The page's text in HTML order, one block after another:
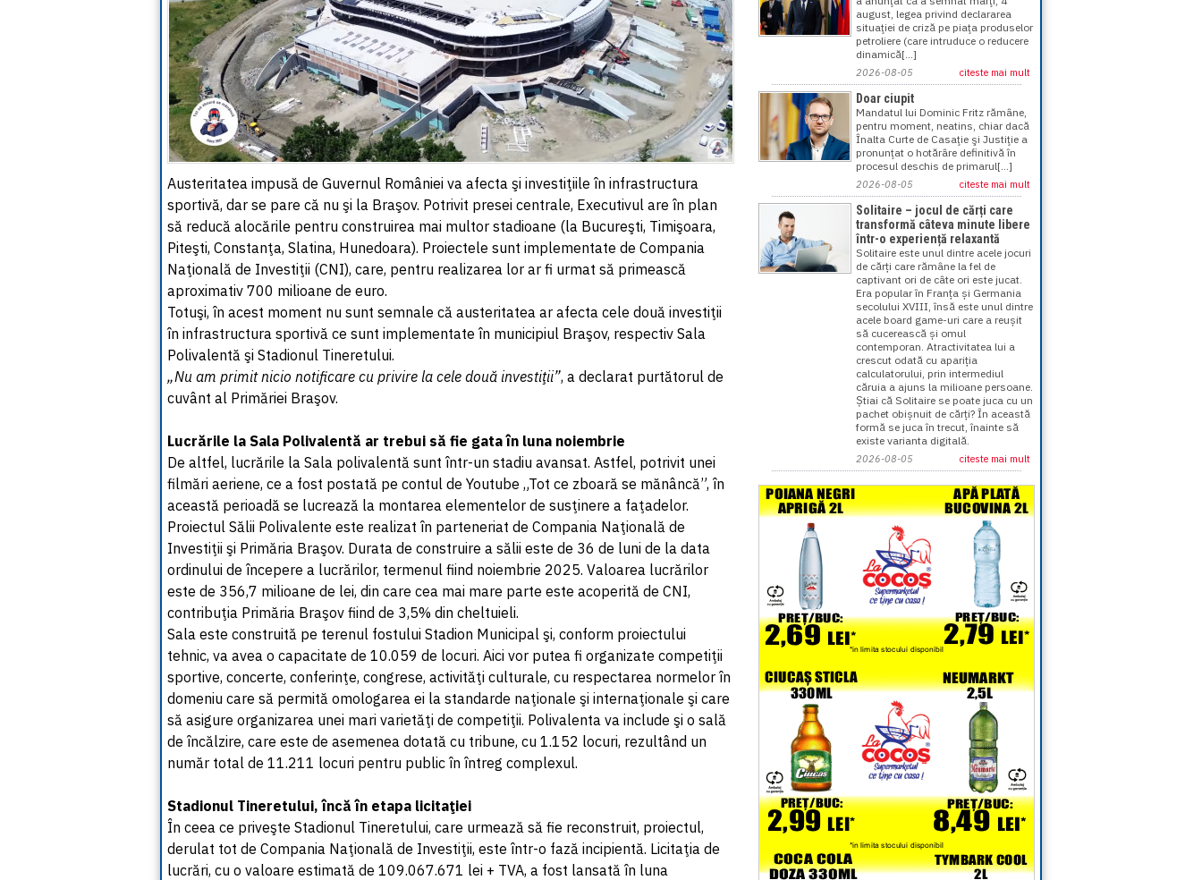
Austeritatea impusă de Guvernul României va afecta şi investiţiile în infrastructura
sportivă, dar se pare că nu şi la Braşov. Potrivit presei centrale, Executivul are în plan
să reducă alocările pentru construirea mai multor stadioane (la Bucureşti, Timişoara,
Piteşti, Constanţa, Slatina, Hunedoara). Proiectele sunt implementate de Compania
Naţională de Investiţii (CNI), care, pentru realizarea lor ar fi urmat să primească
aproximativ 700 milioane de euro.
Totuşi, în acest moment nu sunt semnale că austeritatea ar afecta cele două investiţii
în infrastructura sportivă ce sunt implementate în municipiul Braşov, respectiv Sala
Polivalentă şi Stadionul Tineretului.
„Nu am primit nicio notificare cu privire la cele două investiţii”, a declarat purtătorul de
cuvânt al Primăriei Braşov.
Lucrările la Sala Polivalentă ar trebui să fie gata în luna noiembrie
De altfel, lucrările la Sala polivalentă sunt într-un stadiu avansat. Astfel, potrivit unei
filmări aeriene, ce a fost postată pe contul de Youtube „Tot ce zboară se mănâncă”, în
această perioadă se lucrează la montarea elementelor de susţinere a faţadelor.
Proiectul Sălii Polivalente este realizat în parteneriat de Compania Naţională de
Investiţii şi Primăria Braşov. Durata de construire a sălii este de 36 de luni de la data
ordinului de începere a lucrărilor, termenul fiind noiembrie 2025. Valoarea lucrărilor
este de 356,7 milioane de lei, din care cea mai mare parte este acoperită de CNI,
contribuţia Primăria Braşov fiind de 3,5% din cheltuieli.
Sala este construită pe terenul fostului Stadion Municipal şi, conform proiectului
tehnic, va avea o capacitate de 10.059 de locuri. Aici vor putea fi organizate competiţii
sportive, concerte, conferinţe, congrese, activităţi culturale, cu respectarea normelor în
domeniu care să permită omologarea ei la standarde naţionale şi internaţionale şi care
să asigure organizarea unei mari varietăţi de competiţii. Polivalenta va include şi o sală
de încălzire, care este de asemenea dotată cu tribune, cu 1.152 locuri, rezultând un
număr total de 11.211 locuri pentru public în întreg complexul.
Stadionul Tineretului, încă în etapa licitaţiei
În ceea ce priveşte Stadionul Tineretului, care urmează să fie reconstruit, proiectul,
derulat tot de Compania Naţională de Investiţii, este într-o fază incipientă. Licitaţia de
lucrări, cu o valoare estimată de 109.067.671 lei + TVA, a fost lansată în luna
august, legea privind declararea
situaţiei de criză pe piaţa produselor
petroliere (care intruduce o reducere
dinamică[...]
2026-08-05 citeste mai mult
Doar ciupit
Mandatul lui Dominic Fritz rămâne,
pentru moment, neatins, chiar dacă
Înalta Curte de Casaţie şi Justiţie a
pronunţat o hotărâre definitivă în
procesul deschis de primarul[...]
2026-08-05 citeste mai mult
Solitaire – jocul de cărți care
transformă câteva minute libere
într-o experiență relaxantă
Solitaire este unul dintre acele jocuri
de cărți care rămâne la fel de
captivant ori de câte ori este jucat.
Era popular în Franța și Germania
secolului XVIII, însă este unul dintre
acele board game-uri care a reușit
să cucerească și omul
contemporan. Atractivitatea lui a
crescut odată cu apariția
calculatorului, prin intermediul
căruia a ajuns la milioane persoane.
Știai că Solitaire se poate juca cu un
pachet obișnuit de cărți? În această
formă se juca în trecut, înainte să
existe varianta digitală.
2026-08-05 citeste mai mult